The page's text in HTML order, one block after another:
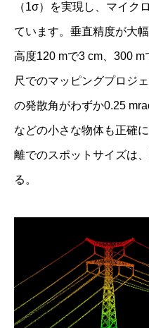
（1σ）を実現し、マイク
ています。垂直精度が大
高度120 mで3 cm、300
尺でのマッピングプロジ
の発散角がわずか0.25
などの小さな物体も正確
離でのスポットサイズは
る。